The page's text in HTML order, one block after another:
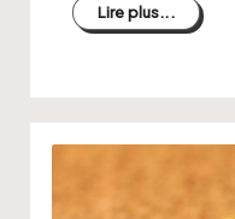
Lire plus...